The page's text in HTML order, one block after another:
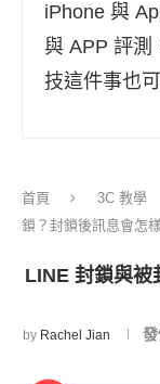
iPhone 與
與 APP 評測
技這件事也
首頁 3C 教學
鎖？封鎖後訊息會怎
LINE 封鎖與被
by Rachel Jian